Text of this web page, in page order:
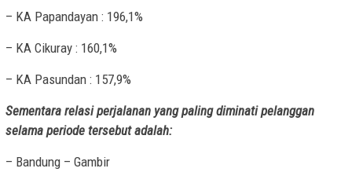
– KA Papandayan : 196,1%
– KA Cikuray : 160,1%
– KA Pasundan : 157,9%
Sementara relasi perjalanan yang paling diminati pelanggan
selama periode tersebut adalah:
– Bandung – Gambir